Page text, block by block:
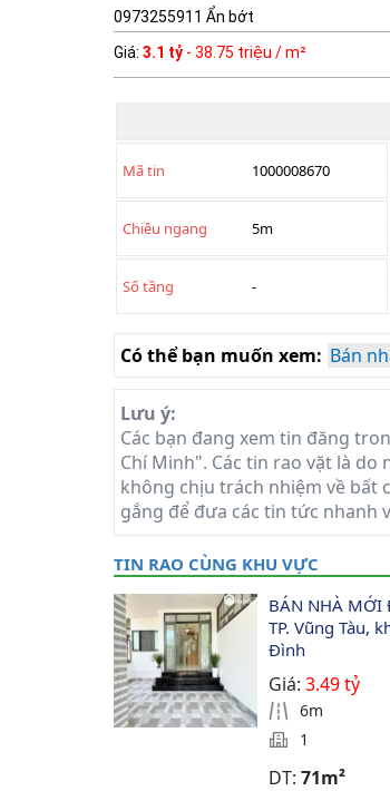
0973255911 Ẩn bớt
Giá: 3.1 tỷ - 38.75 triệu / m²
Mã tin 1000008670
Chiều ngang 5m
Số tầng -
Có thể bạn muốn xem: Bán
Lưu ý:
Các bạn đang xem tin đăng
Chí Minh". Các tin rao vặt là
không chịu trách nhiệm về bất
gắng để đưa các tin tức nhanh
TIN RAO CÙNG KHU VỰC
BÁN NHÀ MỚI
TP. Vũng Tàu,
Đình
Giá:3.49 tỷ
6m
1
DT:71m²